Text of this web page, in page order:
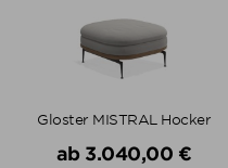
Gloster MISTRAL Hocker
Verkaufspreis
ab 3.040,00 €